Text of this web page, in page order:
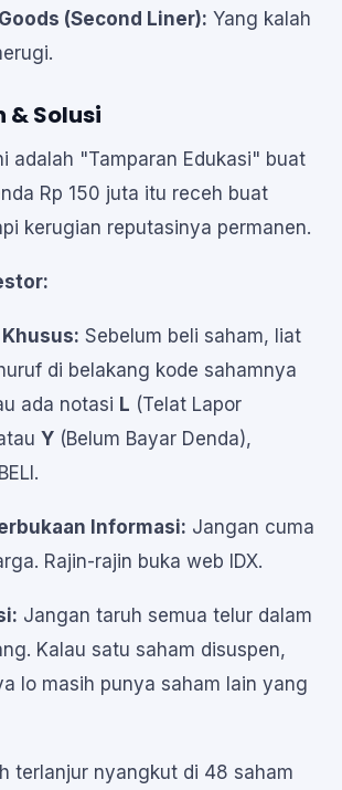
(Second Liner): Yang kalah
& Solusi
adalah "Tamparan Edukasi" buat
Rp 150 juta itu receh buat
kerugian reputasinya permanen.
Sebelum beli saham, liat
di belakang kode sahamnya
ada notasi L (Telat Lapor
Y (Belum Bayar Denda),
Informasi: Jangan cuma
Rajin-rajin buka web IDX.
Jangan taruh semua telur dalam
Kalau satu saham disuspen,
lo masih punya saham lain yang
terlanjur nyangkut di 48 saham